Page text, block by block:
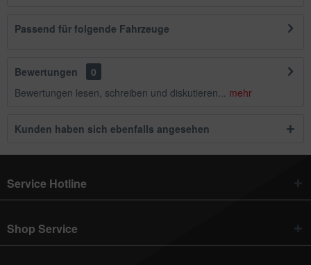
Passend für folgende Fahrzeuge
Bewertungen
0
Bewertungen lesen, schreiben und diskutieren... mehr
Kunden haben sich ebenfalls angesehen
Service Hotline
Shop Service